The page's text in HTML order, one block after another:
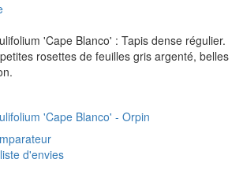
'Cape Blanco' : Tapis dense régulier.
rosettes de feuilles gris argenté, belles
'Cape Blanco' - Orpin
d'envies